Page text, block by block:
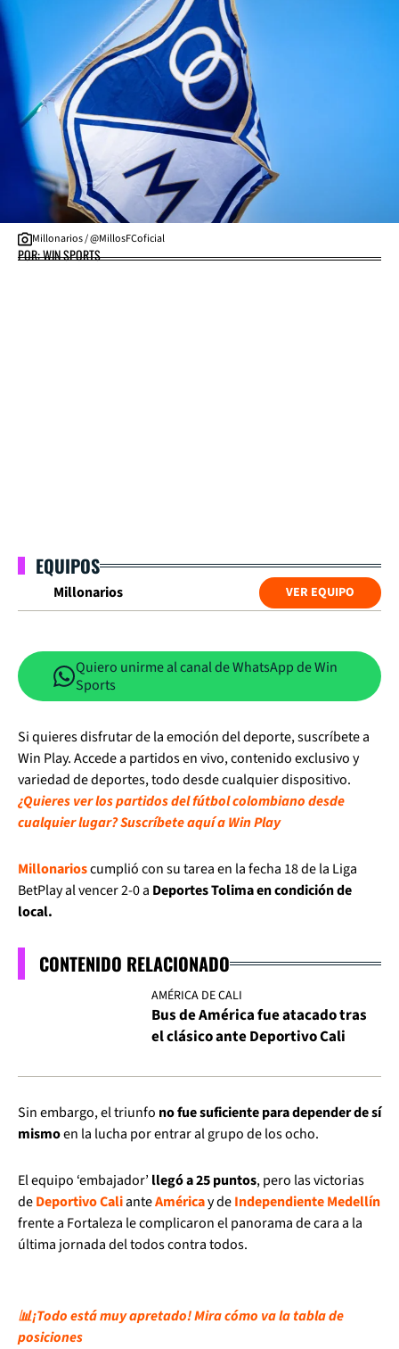
Millonarios / @MillosFCoficial
POR: WIN SPORTS
EQUIPOS
Millonarios VER EQUIPO
Quiero unirme al canal de WhatsApp de Win
Sports
Si quieres disfrutar de la emoción del deporte, suscríbete a
Win Play. Accede a partidos en vivo, contenido exclusivo y
variedad de deportes, todo desde cualquier dispositivo.
¿Quieres ver los partidos del fútbol colombiano desde
cualquier lugar? Suscríbete aquí a Win Play
Millonarioscumplió con su tarea en la fecha 18 de la Liga
BetPlay al vencer 2-0 a Deportes Tolima en condición de
local.
CONTENIDO RELACIONADO
AMÉRICA DE CALI
Bus de América fue atacado tras
el clásico ante Deportivo Cali
Sin embargo, el triunfo no fue suficiente para depender de sí
mismoen la lucha por entrar al grupo de los ocho.
El equipo ‘embajador’ llegó a 25 puntos, pero las victorias
deDeportivo CalianteAméricay deIndependiente Medellín
frente a Fortaleza le complicaron el panorama de cara a la
última jornada del todos contra todos.
📊¡Todo está muy apretado! Mira cómo va la tabla de
posiciones